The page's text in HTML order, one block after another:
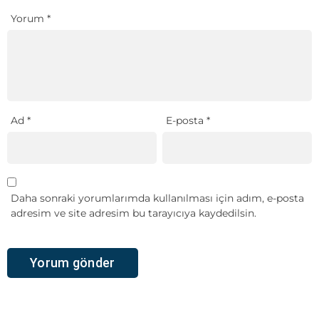
Yorum *
Ad * E-posta*
Daha sonraki yorumlarımda kullanılması için adım, e-posta
adresim ve site adresim bu tarayıcıya kaydedilsin.